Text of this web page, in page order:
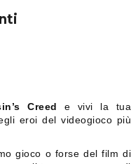
Creed
e vivi la tua
eroi del videogioco più
gioco o forse del film di